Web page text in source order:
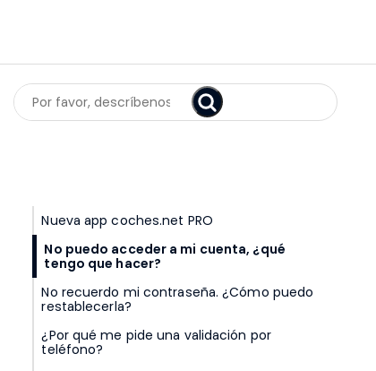
Search
Nueva app coches.net PRO
No puedo acceder a mi cuenta, ¿qué
tengo que hacer?
No recuerdo mi contraseña. ¿Cómo puedo
restablecerla?
¿Por qué me pide una validación por
teléfono?